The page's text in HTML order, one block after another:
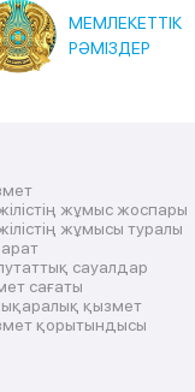
МЕМЛЕКЕТТІК
РӘМІЗДЕР
жұмыс жоспары
жұмысы туралы
сауалдар
сағаты
қызмет
қорытындысы